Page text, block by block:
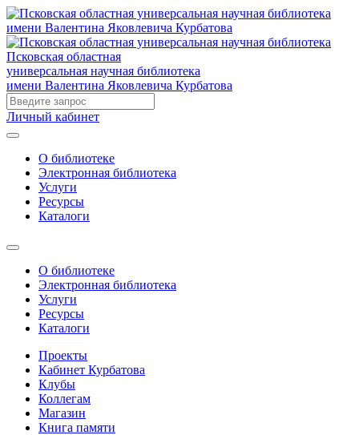
Псковская областная
универсальная научная библиотека
имени Валентина Яковлевича Курбатова
Личный кабинет
О библиотеке
Электронная библиотека
Услуги
Ресурсы
Каталоги
О библиотеке
Электронная библиотека
Услуги
Ресурсы
Каталоги
Проекты
Кабинет Курбатова
Клубы
Коллегам
Магазин
Книга памяти